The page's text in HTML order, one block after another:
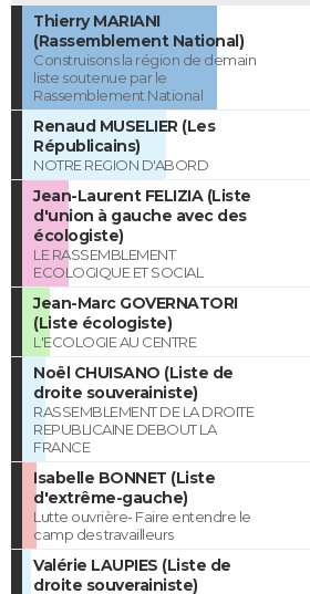
Thierry MARIANI
(Rassemblement National)
Construisons la région de demain
liste soutenue par le
Rassemblement National
Renaud MUSELIER (Les
Républicains)
NOTRE REGION D'ABORD
Jean-Laurent FELIZIA (Liste
d'union à gauche avec des
écologiste)
LE RASSEMBLEMENT
ECOLOGIQUE ET SOCIAL
Jean-Marc GOVERNATORI
(Liste écologiste)
L'ECOLOGIE AU CENTRE
Noël CHUISANO (Liste de
droite souverainiste)
RASSEMBLEMENT DE LA DROITE
REPUBLICAINE DEBOUT LA
FRANCE
Isabelle BONNET (Liste
d'extrême-gauche)
Lutte ouvrière- Faire entendre le
camp des travailleurs
Valérie LAUPIES (Liste de
droite souverainiste)